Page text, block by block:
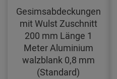
Gesimsabdeckungen
mit Wulst Zuschnitt
200 mm Länge 1
Meter Aluminium
walzblank 0,8 mm
(Standard)